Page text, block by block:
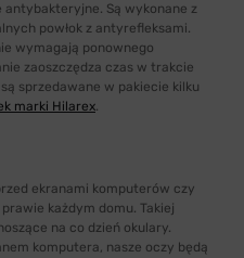
antybakteryjne. Są wykonane z
powłok z antyrefleksami.
wymagają ponownego
zaoszczędza czas w trakcie
sprzedawane w pakiecie kilku
marki Hilarex.
ekranami komputerów czy
każdym domu. Takiej
na co dzień okulary.
komputera, nasze oczy będą